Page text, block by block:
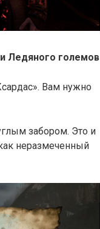
Ледяного големов
Вам нужно
забором. Это и
неразмеченный